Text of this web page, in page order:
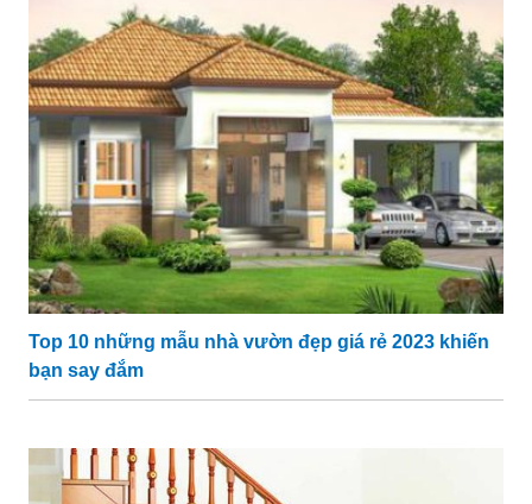
Top 10 những mẫu nhà vườn đẹp giá rẻ 2023 khiến
bạn say đắm